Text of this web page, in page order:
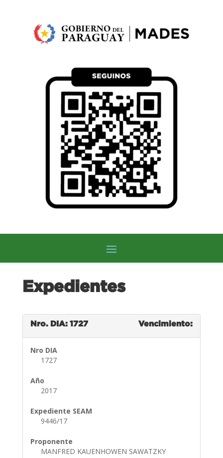
Expedientes
Nro. DIA: 1727 Vencimiento:
Nro DIA
1727
Año
2017
Expediente SEAM
9446/17
Proponente
MANFRED KAUENHOWEN SAWATZKY